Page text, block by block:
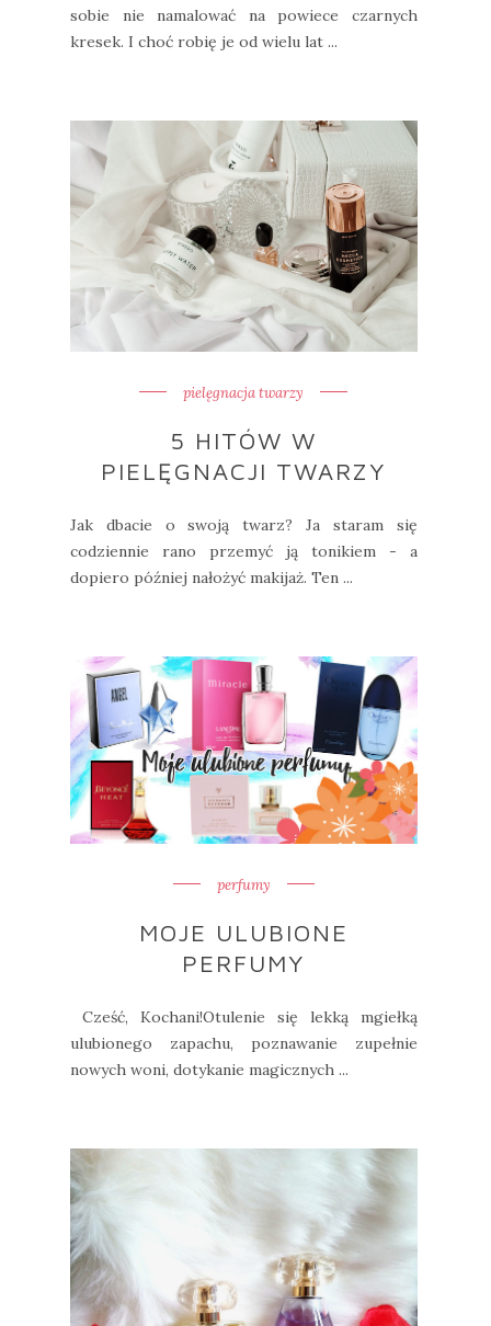
sobie nie namalować na powiece czarnych
kresek. I choć robię je od wielu lat ...
pielęgnacja twarzy
5 HITÓW W
PIELĘGNACJI TWARZY
Jak dbacie o swoją twarz? Ja staram się
codziennie rano przemyć ją tonikiem - a
dopiero później nałożyć makijaż. Ten ...
perfumy
MOJE ULUBIONE
PERFUMY
Cześć, Kochani!Otulenie się lekką mgiełką
ulubionego zapachu, poznawanie zupełnie
nowych woni, dotykanie magicznych ...